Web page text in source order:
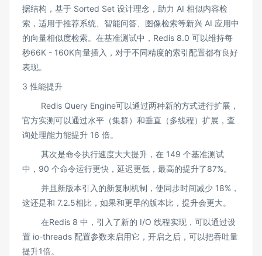
据结构，基于 Sorted Set 设计理念，助力 AI 相似内容检
索，适用于推荐系统、智能问答、图像检索等新兴 AI 应用中
的向量相似度检索。在基准测试中，Redis 8.0 可以维持每
秒66K - 160K向量插入，对于不同精度的索引配置都有良好
表现。
3 性能提升
Redis Query Engine可以通过两种新的方式进行扩展，
官方实测可以通过水平（集群）和垂直（多线程）扩展，查
询处理能力能提升 16 倍。
其次是命令执行速度大大提升，在 149 个基准测试
中，90 个命令运行更快，延迟更低，最高的提升了87%。
并且新版本引入的新复制机制，使同步时间减少 18%，
这还是和 7.2.5相比，如果和更早的版本比，提升会更大。
在Redis 8 中，引入了新的 I/O 线程实现，可以通过设
置 io-threads 配置参数来启用它，开启之后，可以把吞吐量
提升1倍。